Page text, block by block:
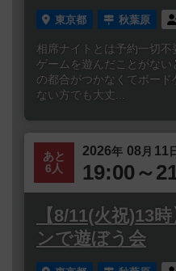
東京都 秋葉原
相席ナイトとは予約一切
ゲームを遊んだことがな
の都合がつかなくてボー
ない方でも大丈...
あと
6人
2026年 08 月 11
19:00～
【8/11(火祝)13
ンで遊ぼう会